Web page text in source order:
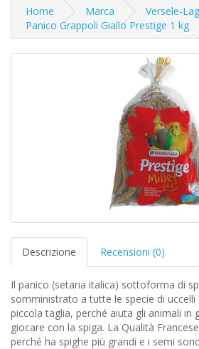
Home Marca
Versele-
Panico Grappoli Giallo Prestige 1 kg
Descrizione Recensioni (0)
Il panico (setaria italica) sottoforma di
somministrato a tutte le specie di
piccola taglia, perché aiuta gli animali in
giocare con la spiga. La Qualità
perché ha spighe più grandi e i semi